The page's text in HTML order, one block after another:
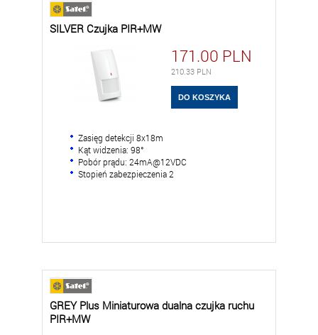
SILVER Czujka PIR+MW
171.00 PLN
210.33 PLN
Zasięg detekcji 8x18m
Kąt widzenia: 98°
Pobór prądu: 24mA@12VDC
Stopień zabezpieczenia 2
GREY Plus Miniaturowa dualna czujka ruchu
PIR+MW